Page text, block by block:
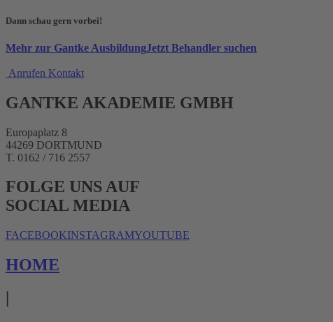
Dann schau gern vorbei!
Mehr zur Gantke AusbildungJetzt Behandler suchen
Anrufen Kontakt
GANTKE AKADEMIE GMBH
Europaplatz 8
44269 DORTMUND
T. 0162 / 716 2557
FOLGE UNS AUF
SOCIAL MEDIA
FACEBOOKINSTAGRAMYOUTUBE
HOME